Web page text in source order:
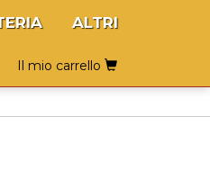
ALTRI
Il mio carrello